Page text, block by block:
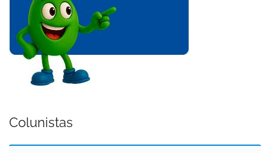
Colunistas